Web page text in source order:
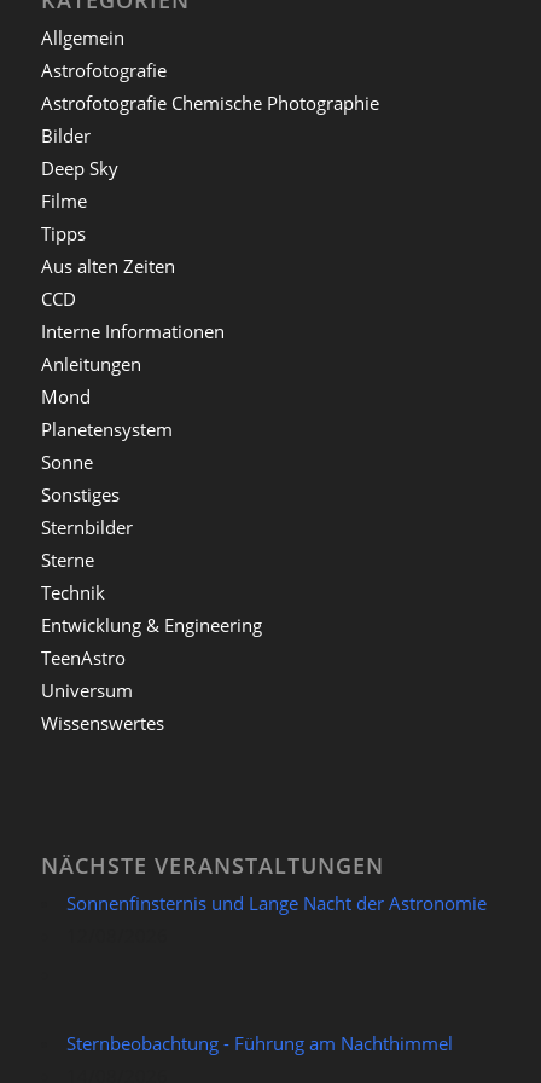
Allgemein
Astrofotografie
Astrofotografie Chemische Photographie
Bilder
Deep Sky
Filme
Tipps
Aus alten Zeiten
CCD
Interne Informationen
Anleitungen
Mond
Planetensystem
Sonne
Sonstiges
Sternbilder
Sterne
Technik
Entwicklung & Engineering
TeenAstro
Universum
Wissenswertes
NÄCHSTE VERANSTALTUNGEN
Sonnenfinsternis und Lange Nacht der Astronomie
Sternbeobachtung - Führung am Nachthimmel